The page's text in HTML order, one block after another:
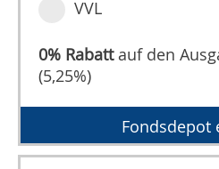
VVL
0% Rabattauf den
(5,25%)
Fondsdepot